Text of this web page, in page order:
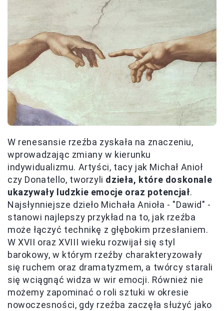
W renesansie rzeźba zyskała na znaczeniu,
wprowadzając zmiany w kierunku
indywidualizmu. Artyści, tacy jak Michał Anioł
czy Donatello, tworzyli dzieła, które doskonale
ukazywały ludzkie emocje oraz potencjał.
Najsłynniejsze dzieło Michała Anioła - "Dawid" -
stanowi najlepszy przykład na to, jak rzeźba
może łączyć technikę z głębokim przesłaniem.
W XVII oraz XVIII wieku rozwijał się styl
barokowy, w którym rzeźby charakteryzowały
się ruchem oraz dramatyzmem, a twórcy starali
się wciągnąć widza w wir emocji. Również nie
możemy zapominać o roli sztuki w okresie
nowoczesności, gdy rzeźba zaczęła służyć jako